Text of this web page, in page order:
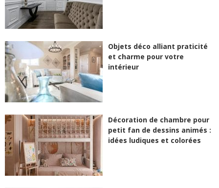
Objets déco alliant praticité
et charme pour votre
intérieur
Décoration de chambre pour
petit fan de dessins animés :
idées ludiques et colorées